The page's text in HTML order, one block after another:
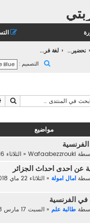
تحضير بكالوريا 2023 لغة فرنسية
التصميم :
مواضيع
Wafaabezzrouki
« الثلاثاء 16 أكتوبر 2018 19:05
عن احدى احداث الجزائر
امال امولة « الثلاثاء 22 ماي 2018 15:22
الفرنسية
طالبة علم « السبت 17 مارس 2018 13:49